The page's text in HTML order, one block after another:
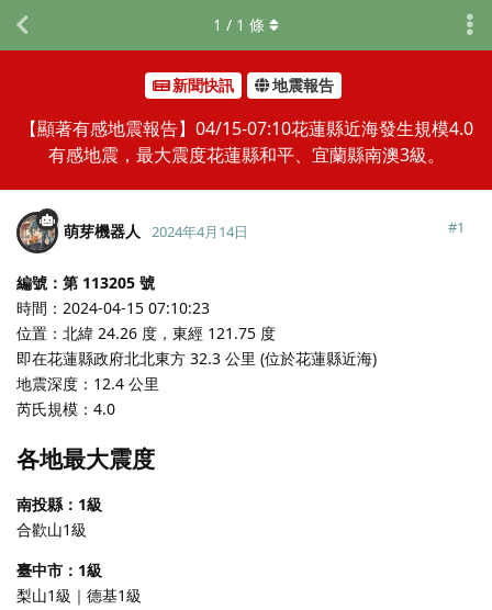
新聞快訊 地震報告
【顯著有感地震報告】04/15-07:10花蓮縣近海發生規模4.0
有感地震，最大震度花蓮縣和平、宜蘭縣南澳3級。
1 / 1 條
萌芽機器人 2024年4月14日 #1
編號：第 113205 號
時間：2024-04-15 07:10:23
位置：北緯 24.26 度，東經 121.75 度
即在花蓮縣政府北北東方 32.3 公里 (位於花蓮縣近海)
地震深度：12.4 公里
芮氏規模：4.0
各地最大震度
南投縣：1級
合歡山1級
臺中市：1級
梨山1級｜德基1級